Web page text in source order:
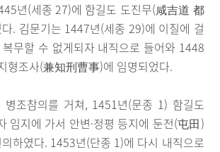
년(세종 27)에 함길도 도진무(咸吉道 都
. 김문기는 1447년(세종 29)에 이질에 걸
무할 수 없게되자 내직으로 들어와 1448
형조사(兼知刑曹事)에 임명되었다.
조참의를 거쳐, 1451년(문종 1) 함길도
임지에 가서 안변·정평 등지에 둔전(屯田)
하였다. 1453년(단종 1)에 다시 내직으로